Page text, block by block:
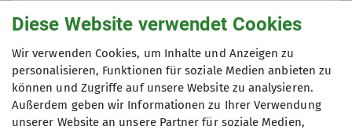
Anmeldung
Anfrage senden
Diese Website verwendet Cookies
Wir verwenden Cookies, um Inhalte und Anzeigen zu
personalisieren, Funktionen für soziale Medien anbieten zu
können und Zugriffe auf unsere Website zu analysieren.
Außerdem geben wir Informationen zu Ihrer Verwendung
unserer Website an unsere Partner für soziale Medien,